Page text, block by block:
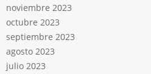
noviembre 2023
octubre 2023
septiembre 2023
agosto 2023
julio 2023